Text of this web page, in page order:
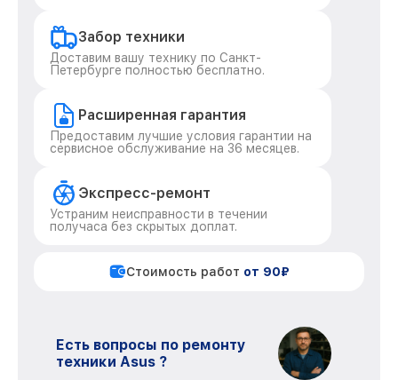
Забор техники
Доставим вашу технику по Санкт-
Петербурге полностью бесплатно.
Расширенная гарантия
Предоставим лучшие условия гарантии на
сервисное обслуживание на 36 месяцев.
Экспресс-ремонт
Устраним неисправности в течении
получаса без скрытых доплат.
Стоимость работ от 90₽
Есть вопросы по ремонту
техники Asus ?